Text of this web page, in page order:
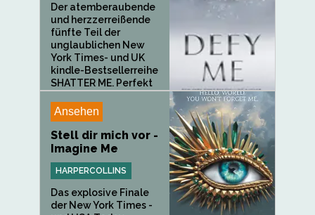
Der atemberaubende
und herzzerreißende
fünfte Teil der
unglaublichen New
York Times- und UK
kindle-Bestsellerreihe
SHATTER ME. Perfekt
Ansehen
Stell dir mich vor -
Imagine Me
HARPERCOLLINS
Das explosive Finale
der New York Times -